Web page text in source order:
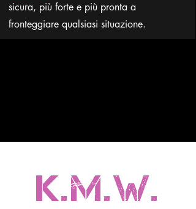
sicura, più forte e più pronta a
fronteggiare qualsiasi situazione.
K.M.W.